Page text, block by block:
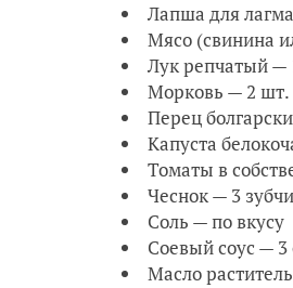
Лапша для
Мясо (свинина
Лук репчатый —
Морковь — 2 шт.
Перец
Капуста
Томаты в
Чеснок — 3
Соль — по вкусу
Соевый соус — 3
Масло